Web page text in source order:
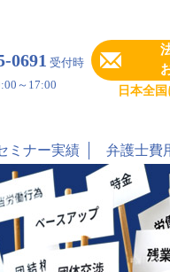
0691 受付時
～17:00
日本全
ミナー実績 弁護士費